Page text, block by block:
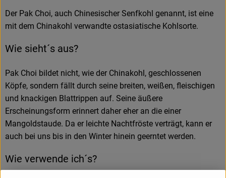
Der Pak Choi, auch Chinesischer Senfkohl genannt, ist eine
mit dem Chinakohl verwandte ostasiatische Kohlsorte.
Wie sieht´s aus?
Pak Choi bildet nicht, wie der Chinakohl, geschlossenen
Köpfe, sondern fällt durch seine breiten, weißen, fleischigen
und knackigen Blattrippen auf. Seine äußere
Erscheinungsform erinnert daher eher an die einer
Mangoldstaude. Da er leichte Nachtfröste verträgt, kann er
auch bei uns bis in den Winter hinein geerntet werden.
Wie verwende ich´s?